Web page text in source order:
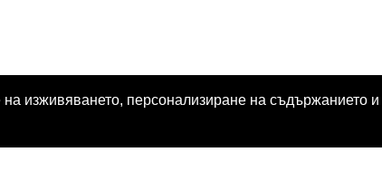
изживяването, персонализиране на съдържанието и